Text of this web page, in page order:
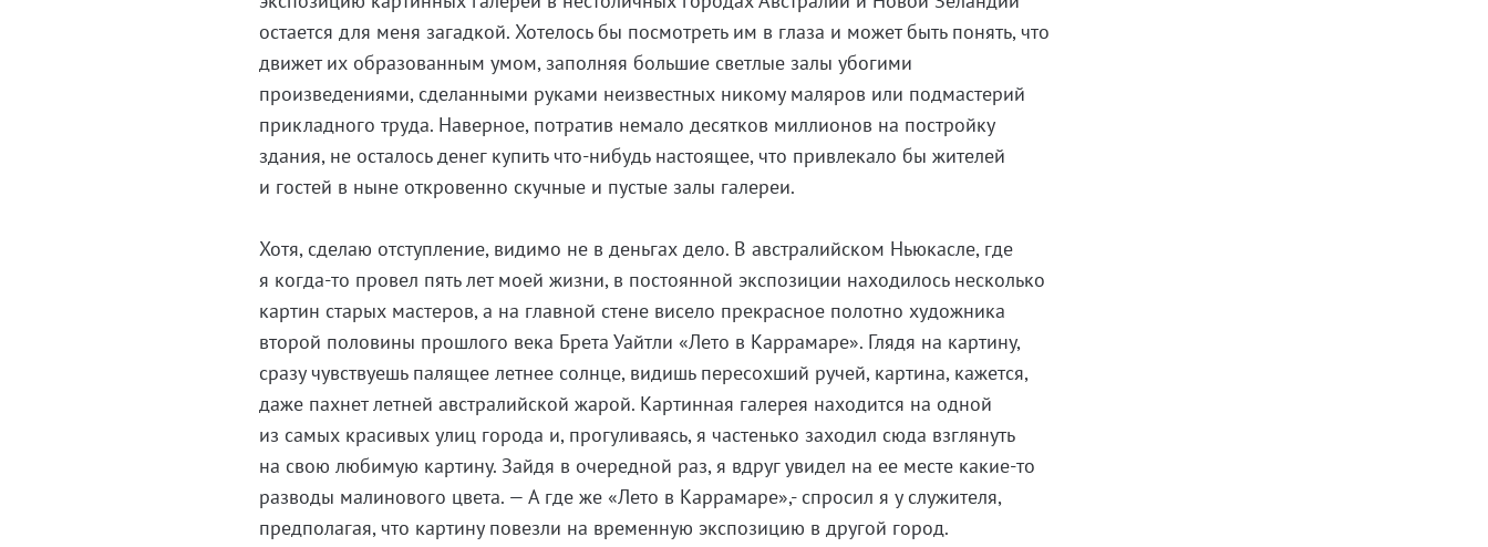
остается для меня загадкой. Хотелось бы посмотреть им в глаза и может быть понять, что
движет их образованным умом, заполняя большие светлые залы убогими
произведениями, сделанными руками неизвестных никому маляров или подмастерий
прикладного труда. Наверное, потратив немало десятков миллионов на постройку
здания, не осталось денег купить что-нибудь настоящее, что привлекало бы жителей
и гостей в ныне откровенно скучные и пустые залы галереи.
Хотя, сделаю отступление, видимо не в деньгах дело. В австралийском Ньюкасле, где
я когда-то провел пять лет моей жизни, в постоянной экспозиции находилось несколько
картин старых мастеров, а на главной стене висело прекрасное полотно художника
второй половины прошлого века Брета Уайтли «Лето в Каррамаре». Глядя на картину,
сразу чувствуешь палящее летнее солнце, видишь пересохший ручей, картина, кажется,
даже пахнет летней австралийской жарой. Картинная галерея находится на одной
из самых красивых улиц города и, прогуливаясь, я частенько заходил сюда взглянуть
на свою любимую картину. Зайдя в очередной раз, я вдруг увидел на ее месте какие-то
разводы малинового цвета. — А где же «Лето в Каррамаре»,- спросил я у служителя,
предполагая, что картину повезли на временную экспозицию в другой город.